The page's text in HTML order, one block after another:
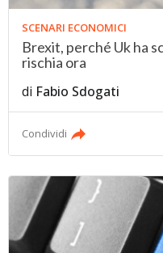
SCENARI ECONOMICI
Brexit, perché Uk ha
rischia ora
di Fabio Sdogati
Condividi